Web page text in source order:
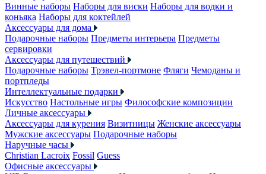
Винные наборы Наборы для виски Наборы для водки и
коньяка Наборы для коктейлей
Аксессуары для дома
Подарочные наборы Предметы интерьера Предметы
сервировки
Аксессуары для путешествий
Подарочные наборы Трэвел-портмоне Фляги Чемоданы и
портпледы
Интеллектуальные подарки
Искусство Настольные игры Философские композиции
Личные аксессуары
Аксессуары для курения Визитницы Женские аксессуары
Мужские аксессуары Подарочные наборы
Наручные часы
Christian Lacroix Fossil Guess
Офисные аксессуары